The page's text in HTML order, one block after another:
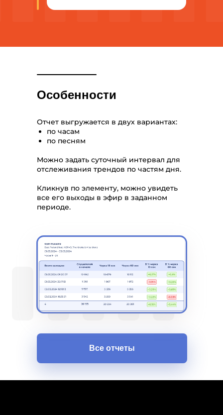
Отчет выгружается в двух вариантах:
по часам
по песням
Можно задать суточный интервал для
отслеживания трендов по частям дня.
Кликнув по элементу, можно увидеть
все его выходы в эфир в заданном
периоде.
Все отчеты
Особенности